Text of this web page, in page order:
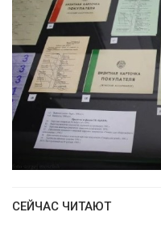
СЕЙЧАС ЧИТАЮТ